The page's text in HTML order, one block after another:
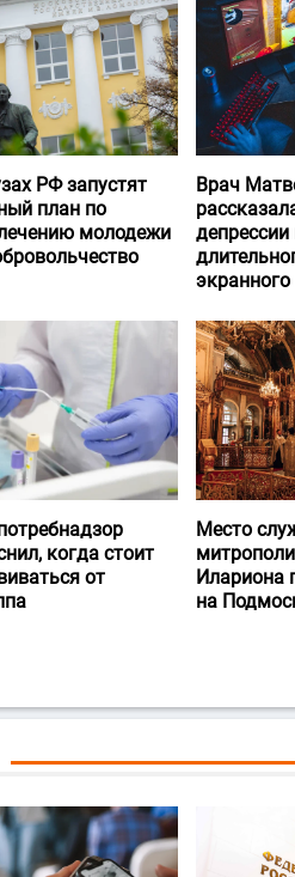
РФ запустят
план по
молодежи
Врач
депрессии
когда стоит
от
Место
Илариона
на